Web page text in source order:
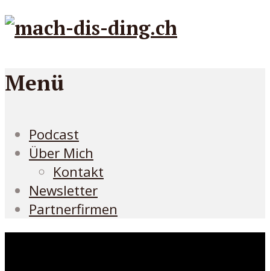
Menü
Podcast
Über Mich
Kontakt
Newsletter
Partnerfirmen